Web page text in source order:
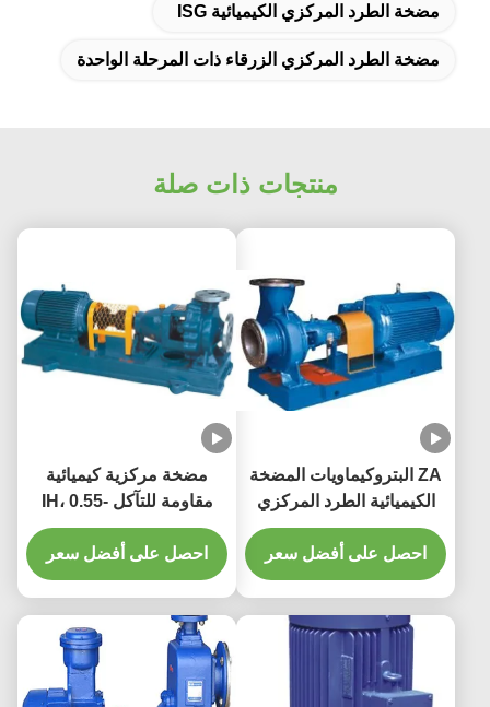
مضخة الطرد المركزي الكيميائية ISG
مضخة الطرد المركزي الزرقاء ذات المرحلة الواحدة
منتجات ذات صلة
ZA البتروكيماويات المضخة
الكيميائية الطرد المركزي
المضخة الكيميائية البترولية
احصل على أفضل سعر
مضخة مركزية كيميائية
مقاومة للتآكل IH، 0.55-
90KW، 6.3-400m3/h، 5-
125m
احصل على أفضل سعر